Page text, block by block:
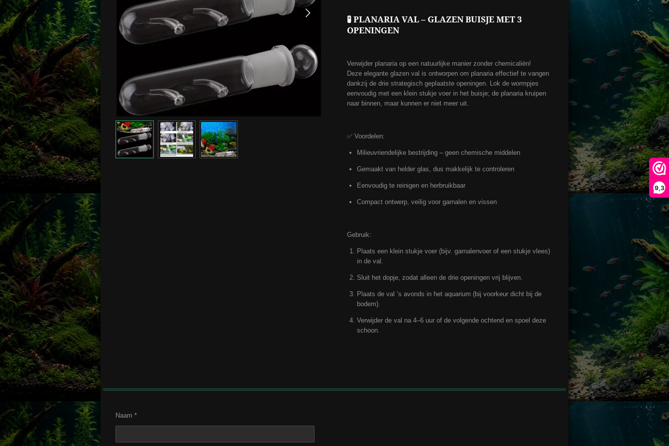
9,3
🧪 PLANARIA VAL – GLAZEN BUISJE MET 3
OPENINGEN
Verwijder planaria op een natuurlijke manier zonder chemicaliën!
Deze elegante glazen val is ontworpen om planaria effectief te vangen
dankzij de drie strategisch geplaatste openingen. Lok de wormpjes
eenvoudig met een klein stukje voer in het buisje; de planaria kruipen
naar binnen, maar kunnen er niet meer uit.
✅ Voordelen:
Milieuvriendelijke bestrijding – geen chemische middelen
Gemaakt van helder glas, dus makkelijk te controleren
Eenvoudig te reinigen en herbruikbaar
Compact ontwerp, veilig voor garnalen en vissen
Gebruik:
Plaats een klein stukje voer (bijv. garnalenvoer of een stukje vlees)
in de val.
Sluit het dopje, zodat alleen de drie openingen vrij blijven.
Plaats de val ’s avonds in het aquarium (bij voorkeur dicht bij de
bodem).
Verwijder de val na 4–6 uur of de volgende ochtend en spoel deze
schoon.
Naam *